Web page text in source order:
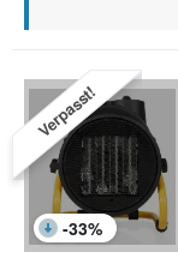
Verpasst!
-33%